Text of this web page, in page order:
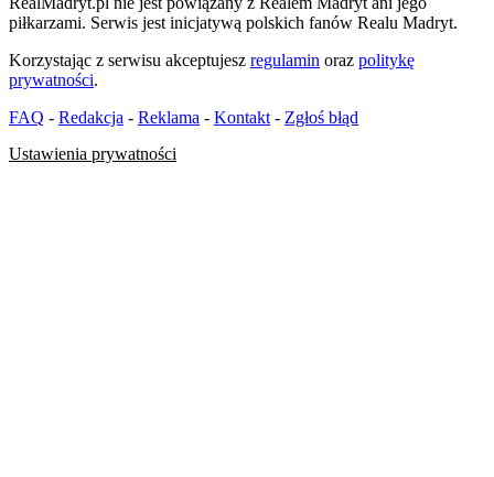
piłkarzami. Serwis jest inicjatywą polskich fanów Realu Madryt.
Korzystając z serwisu akceptujesz regulamin oraz politykę
prywatności.
FAQ - Redakcja - Reklama - Kontakt - Zgłoś błąd
Ustawienia prywatności